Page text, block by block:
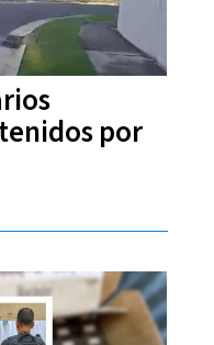
por